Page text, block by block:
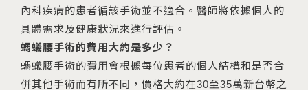
內科疾病的患者循該手術並不適合。醫師將依據個人的
具體需求及健康狀況來進行評估。
螞蟻腰手術的費用大約是多少？
螞蟻腰手術的費用會根據每位患者的個人結構和是否合
併其他手術而有所不同，價格大約在30至35萬新台幣之